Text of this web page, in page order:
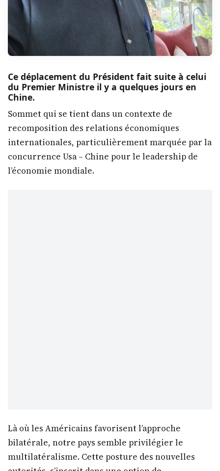
Ce déplacement du Président fait suite à celui
du Premier Ministre il y a quelques jours en
Chine.
Sommet qui se tient dans un contexte de
recomposition des relations économiques
internationales, particulièrement marquée par la
concurrence Usa – Chine pour le leadership de
l’économie mondiale.
Là où les Américains favorisent l’approche
bilatérale, notre pays semble privilégier le
multilatéralisme. Cette posture des nouvelles